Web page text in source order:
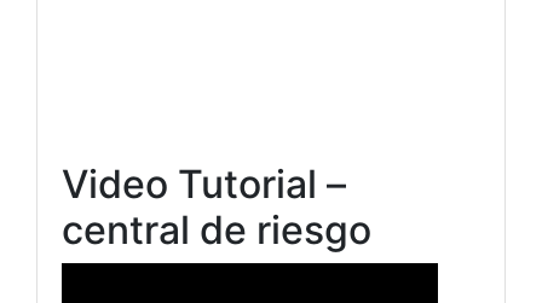
Video Tutorial –
central de riesgo